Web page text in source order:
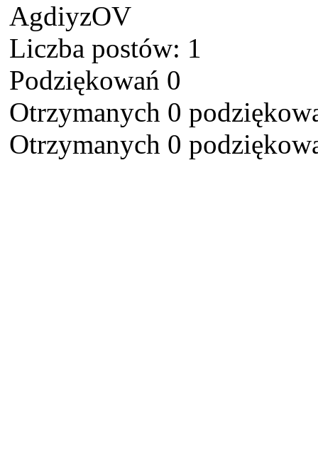
AgdiyzOV
Liczba postów: 1
Podziękowań 0
Otrzymanych 0
Otrzymanych 0